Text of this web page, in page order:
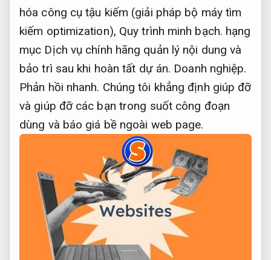
hóa công cụ tậu kiếm (giải pháp bộ máy tìm
kiếm optimization), Quy trình minh bạch. hạng
mục Dịch vụ chính hãng quản lý nội dung và
bảo trì sau khi hoàn tất dự án. Doanh nghiệp.
Phản hồi nhanh. Chúng tôi khẳng định giúp đỡ
và giúp đỡ các bạn trong suốt công đoạn
dùng và báo giá bề ngoài web page.